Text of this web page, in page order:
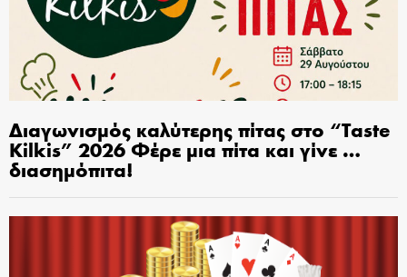
Διαγωνισμός καλύτερης πίτας στο “Taste
Kilkis” 2026 Φέρε μια πίτα και γίνε …
διασημόπιτα!